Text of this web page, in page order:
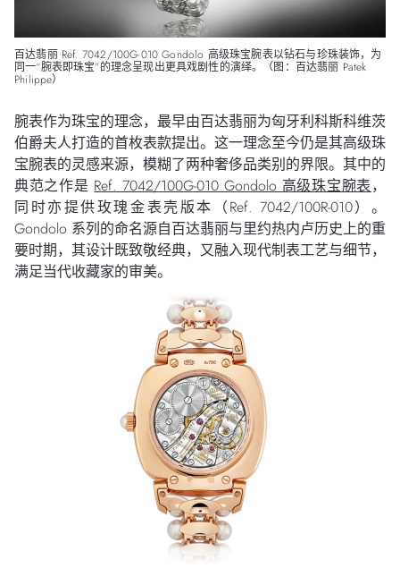
百达翡丽 Ref. 7042/100G-010 Gondolo 高级珠宝腕表以钻石与珍珠装饰，为
同一“腕表即珠宝”的理念呈现出更具戏剧性的演绎。（图：百达翡丽 Patek
Philippe）
腕表作为珠宝的理念，最早由百达翡丽为匈牙利科斯科维茨
伯爵夫人打造的首枚表款提出。这一理念至今仍是其高级珠
宝腕表的灵感来源，模糊了两种奢侈品类别的界限。其中的
典范之作是 Ref. 7042/100G-010 Gondolo 高级珠宝腕表，
同时亦提供玫瑰金表壳版本（Ref. 7042/100R-010）。
Gondolo 系列的命名源自百达翡丽与里约热内卢历史上的重
要时期，其设计既致敬经典，又融入现代制表工艺与细节，
满足当代收藏家的审美。